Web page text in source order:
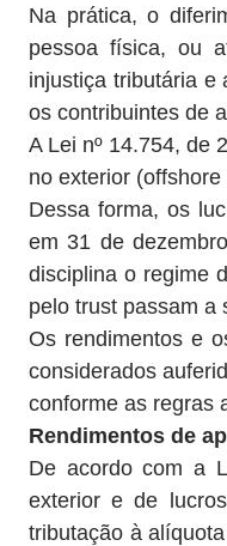
Na prática, o
pessoa física, ou
injustiça tributária e
os contribuintes de
A Lei nº 14.754, de
no exterior
Dessa forma, os
em 31 de
disciplina o regime
pelo trust passam a
Os rendimentos e
considerados
conforme as regras
Rendimentos de
De acordo com a
exterior e de
tributação à